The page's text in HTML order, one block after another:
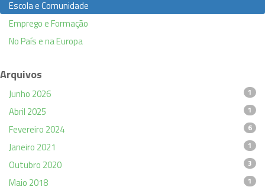
Escola e Comunidade
Emprego e Formação
No País e na Europa
Arquivos
Junho 2026 1
Abril 2025 1
Fevereiro 2024 6
Janeiro 2021 1
Outubro 2020 3
Maio 2018 1